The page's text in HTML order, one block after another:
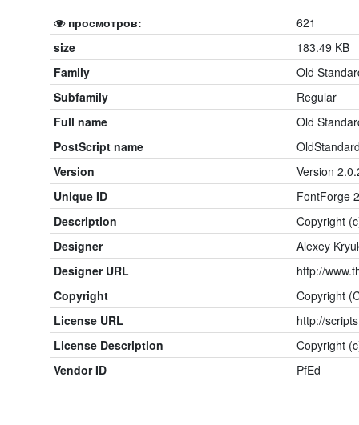
просмотров:
621
size
183.49 KB
Family
Old
Subfamily
Regular
Full name
Old
PostScript name
Version
Version
Unique ID
FontForge
Description
Copyright
Designer
Alexey
Designer URL
http://
Copyright
Copyright
License URL
http://
License Description
Copyright
Vendor ID
PfEd